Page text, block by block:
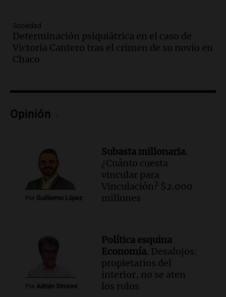
las nuevas detenciones: "En esa casa
todos tenían algo que ver"
Una mañana para todos
Episodios
del desayuno ideal: qué alimentos
Una mañana para todos
Audio. Murió Jorge Messi
Una mañana para todos
Episodios
Audio.Mateo, a los 25 años, lucha
Episodios
Audio.
Estiman que la inflación nacional
de julio será menor al 2,9% registrado
en CABA
Una mañana para todos
Sociedad
Determinación psiquiátrica en el caso de
Victoria Cantero tras el crimen de su novio en
Chaco
Opinión
Por Guillermo López
Subasta millonaria.
¿Cuánto cuesta
vincular para
Vinculación? $2.000
millones
Por Adrián Simioni
Política esquina
Economía. Desalojos:
propietarios del
interior, no se aten
los rulos